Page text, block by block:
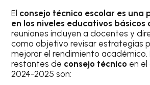
El consejo técnico escolar es una
en los niveles educativos básicos
reuniones incluyen a docentes y
como objetivo revisar estrategias
mejorar el rendimiento académico.
restantes de consejo técnico en
2024-2025 son: